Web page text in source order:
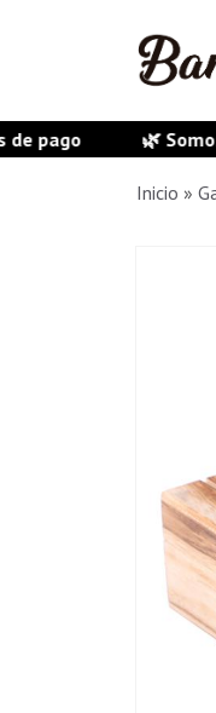
Inicio »
🌿 Somos